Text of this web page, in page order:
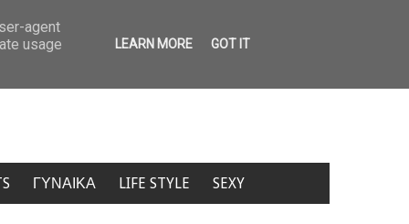
Ανατροπή με το κίνητρο του 55χρονου – Γιατί κρατούσε τη σορό του
ΓΥΝΑΙΚΑ LIFE STYLE SEXY
agent
usage
LEARN MORE GOT IT